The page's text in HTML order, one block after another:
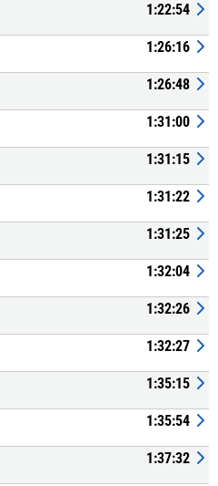
1:22:54
1:26:16
1:26:48
1:31:00
1:31:15
1:31:22
1:31:25
1:32:04
1:32:26
1:32:27
1:35:15
1:35:54
1:37:32